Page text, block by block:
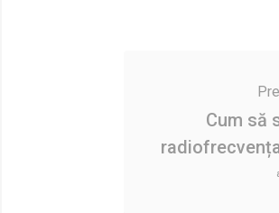
Cum să